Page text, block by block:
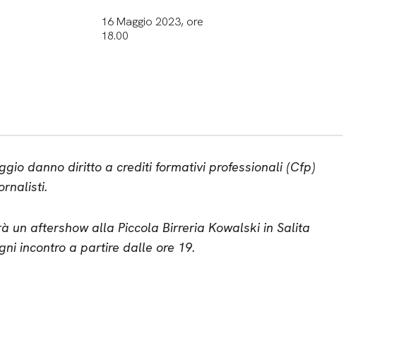
16 Maggio 2023, ore
18.00
danno diritto a crediti formativi professionali (Cfp)
un aftershow alla Piccola Birreria Kowalski in Salita
incontro a partire dalle ore 19.